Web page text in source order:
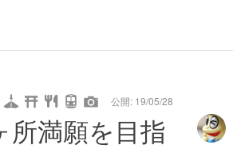
公開: 19/05/28
所満願を目指